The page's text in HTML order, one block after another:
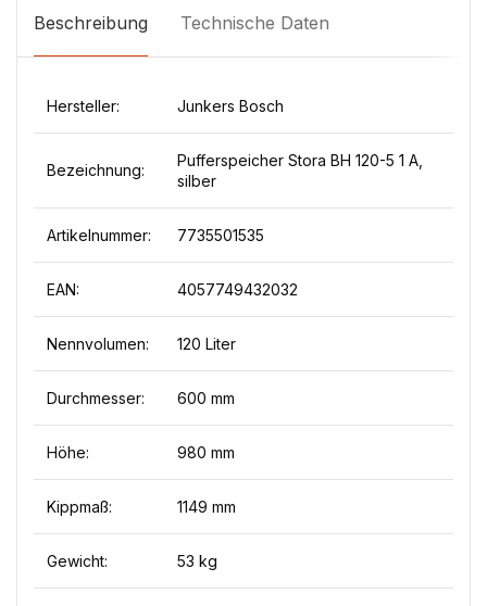
Beschreibung Technische Daten
Hersteller: Junkers Bosch
Bezeichnung:
Pufferspeicher Stora BH 120-5 1 A,
silber
Artikelnummer: 7735501535
EAN: 4057749432032
Nennvolumen: 120 Liter
Durchmesser: 600 mm
Höhe: 980 mm
Kippmaß: 1149 mm
Gewicht: 53 kg